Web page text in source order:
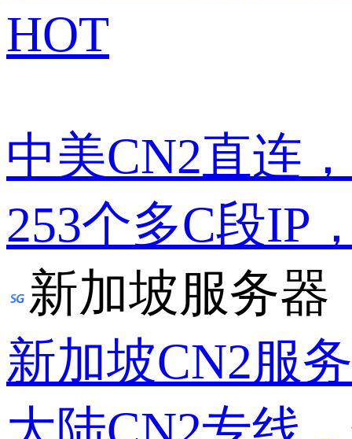
HOT
中美CN2直连
253个多C段IP
新加坡服务器
新加坡CN2服